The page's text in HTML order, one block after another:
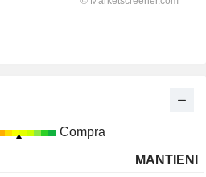
Compra
MANTIENI